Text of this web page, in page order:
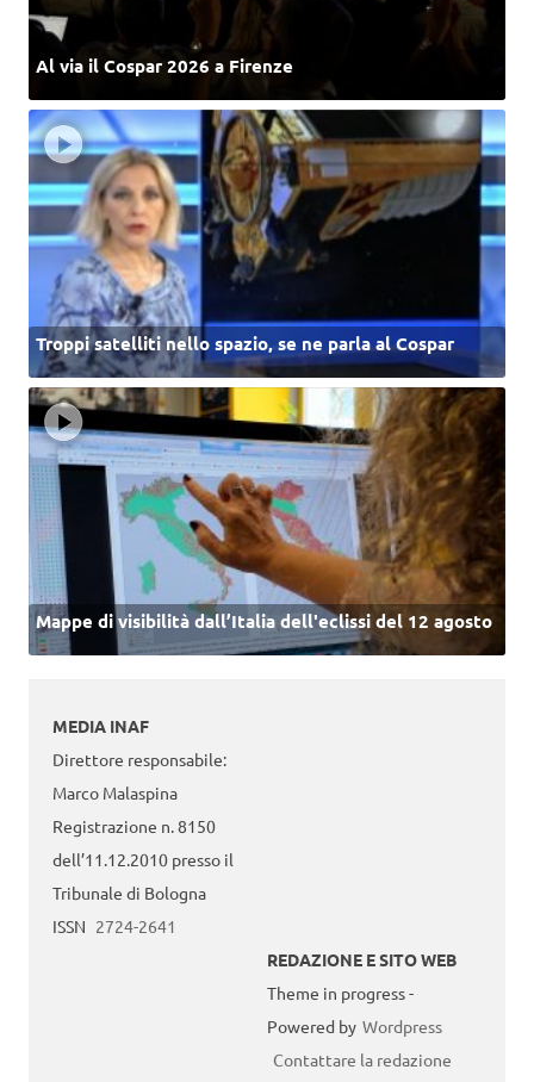
Al via il Cospar 2026 a Firenze
Troppi satelliti nello spazio, se ne parla al Cospar
Mappe di visibilità dall’Italia dell'eclissi del 12 agosto
MEDIA INAF
Direttore responsabile:
Marco Malaspina
Registrazione n. 8150
dell’11.12.2010 presso il
Tribunale di Bologna
ISSN 2724-2641
REDAZIONE E SITO WEB
Theme in progress -
Powered by Wordpress
Contattare la redazione